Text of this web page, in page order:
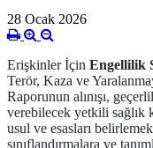
28 Ocak 2026
Erişkinler İçin Engellilik
Terör, Kaza ve
Raporunun alınışı,
verebilecek yetkili sağlık
usul ve esasları
sınıflandırmalara ve